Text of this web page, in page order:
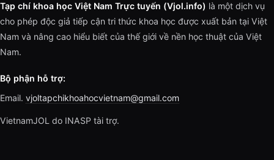
Tạp chí khoa học Việt Nam Trực tuyến (Vjol.info) là một dịch vụ
cho phép độc giả tiếp cận tri thức khoa học được xuất bản tại Việt
Nam và nâng cao hiểu biết của thế giới về nền học thuật của Việt
Nam.
Bộ phận hỗ trợ:
Email. vjoltapchikhoahocvietnam@gmail.com
VietnamJOL do INASP tài trợ.